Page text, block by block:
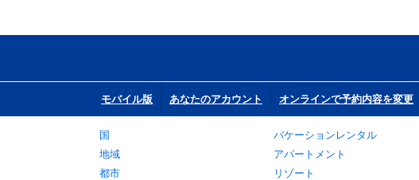
モバイル版 あなたのアカウント オンラインで予約内容を変更
国
地域
都市
バケーションレンタル
アパートメント
リゾート